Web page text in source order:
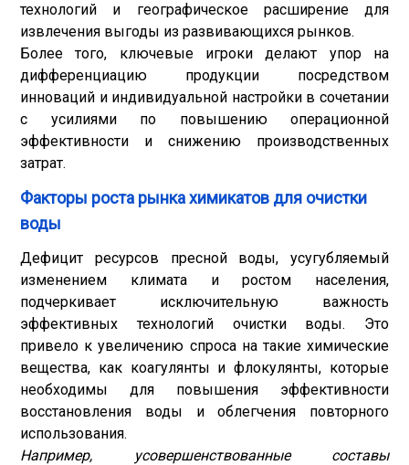
технологий и географическое расширение для
извлечения выгоды из развивающихся рынков.
Более того, ключевые игроки делают упор на
дифференциацию продукции посредством
инноваций и индивидуальной настройки в сочетании
с усилиями по повышению операционной
эффективности и снижению производственных
затрат.
Факторы роста рынка химикатов для очистки
воды
Дефицит ресурсов пресной воды, усугубляемый
изменением климата и ростом населения,
подчеркивает исключительную важность
эффективных технологий очистки воды. Это
привело к увеличению спроса на такие химические
вещества, как коагулянты и флокулянты, которые
необходимы для повышения эффективности
восстановления воды и облегчения повторного
использования.
Например, усовершенствованные составы